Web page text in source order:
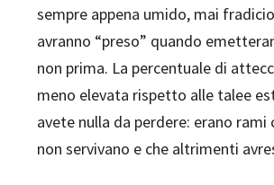
sempre appena umido, mai
avranno “preso” quando
non prima. La percentuale di
meno elevata rispetto alle talee
avete nulla da perdere: erano rami
non servivano e che altrimenti